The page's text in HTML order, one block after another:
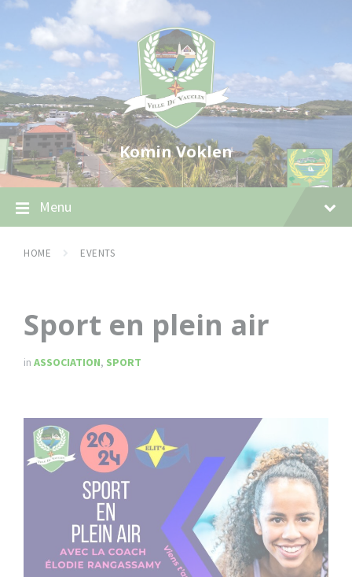
Skip
content
Skip
navigation
Skip
footer
Komin Voklen
Menu
HOME EVENTS
Sport en plein air
in ASSOCIATION, SPORT